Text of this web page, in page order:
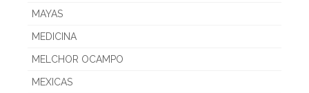
MAYAS
MEDICINA
MELCHOR OCAMPO
MEXICAS